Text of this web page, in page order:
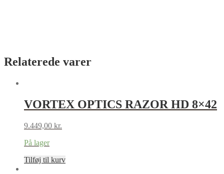
Relaterede varer
VORTEX OPTICS RAZOR HD 8×42
9.449,00 kr.
På lager
Tilføj til kurv